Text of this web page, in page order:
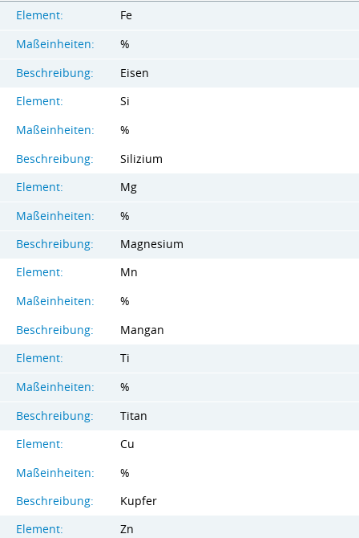
Element:
Fe
Maßeinheiten:
%
Beschreibung:
Eisen
Element:
Si
Maßeinheiten:
%
Beschreibung:
Silizium
Element:
Mg
Maßeinheiten:
%
Beschreibung:
Magnesium
Element:
Mn
Maßeinheiten:
%
Beschreibung:
Mangan
Element:
Ti
Maßeinheiten:
%
Beschreibung:
Titan
Element:
Cu
Maßeinheiten:
%
Beschreibung:
Kupfer
Element:
Zn